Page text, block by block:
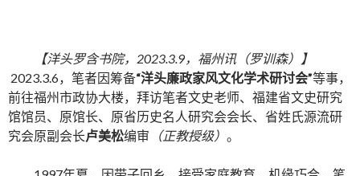
【洋头罗含书院，2023.3.9，福州讯（罗训森）】
2023.3.6，笔者因筹备“洋头廉政家风文化学术研讨会”等事，
前往福州市政协大楼，拜访笔者文史老师、福建省文史研究
馆馆员、原馆长、原省历史名人研究会会长、省姓氏源流研
究会原副会长卢美松编审 （正教授级） 。